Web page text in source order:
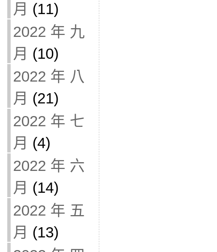
月 (11)
2022 年 九
月 (10)
2022 年 八
月 (21)
2022 年 七
月 (4)
2022 年 六
月 (14)
2022 年 五
月 (13)